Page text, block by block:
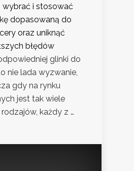
wybrać i stosować
dopasowaną do
oraz uniknąć
błędów
glinki do
nie lada wyzwanie,
gdy na rynku
jest tak wiele
każdy z …